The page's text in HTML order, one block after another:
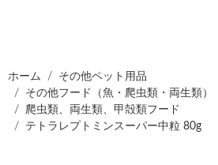
ホーム
その他ペット用品
その他フード（魚・爬虫類・両生類）
爬虫類、両生類、甲殻類フード
テトラレプトミンスーパー中粒 80g